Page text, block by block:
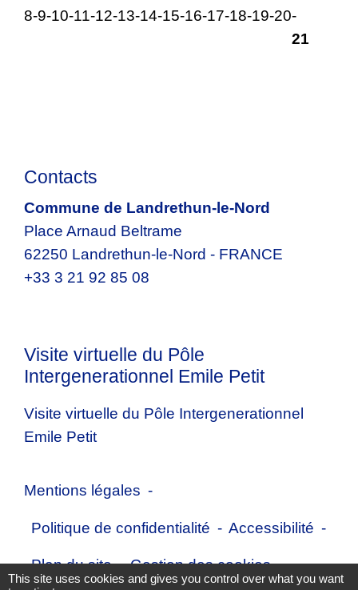
-8-9-10-11-12-13-14-15-16-17-18-19-20-
21
Contacts
Commune de Landrethun-le-Nord
Place Arnaud Beltrame
62250 Landrethun-le-Nord - FRANCE
+33 3 21 92 85 08
Visite virtuelle du Pôle
Intergenerationnel Emile Petit
Visite virtuelle du Pôle Intergenerationnel
Emile Petit
Mentions légales -
Politique de confidentialité - Accessibilité -
Plan du site - Gestion des cookies
This site uses cookies and gives you control over what you want